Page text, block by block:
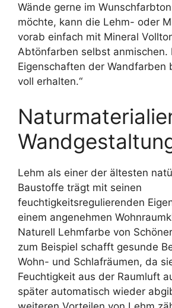
Wände gerne im
möchte, kann die Lehm- oder
vorab einfach mit Mineral
Abtönfarben selbst anmischen.
Eigenschaften der Wandfarben
voll erhalten.“
Lehm als einer der ältesten
Baustoffe trägt mit seinen
feuchtigkeitsregulierenden
einem angenehmen
Naturell Lehmfarbe von
zum Beispiel schafft gesunde
Wohn- und Schlafräumen, da
Feuchtigkeit aus der Raumluft
später automatisch wieder